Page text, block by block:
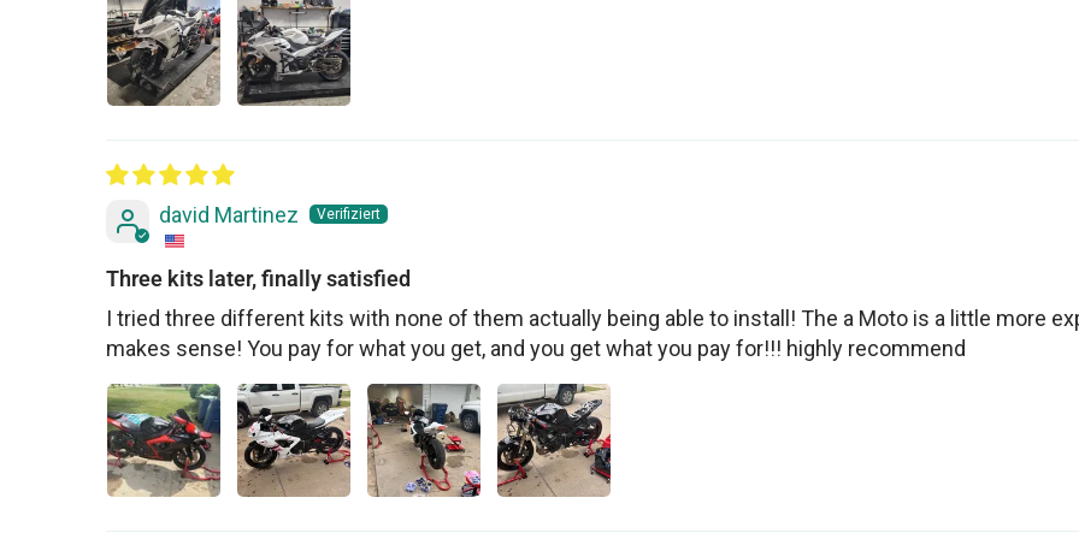
david Martinez
Three kits later, finally satisfied
I tried three different kits with none of them actually being able to install! The a Moto is a little more
makes sense! You pay for what you get, and you get what you pay for!!! highly recommend